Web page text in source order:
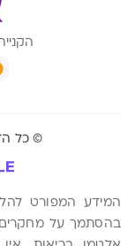
© כל
המידע המפורט
בהסתמך על מחקרים